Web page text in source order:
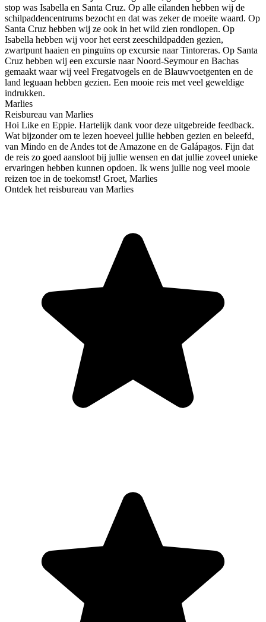
stop was Isabella en Santa Cruz. Op alle eilanden hebben wij de
schilpaddencentrums bezocht en dat was zeker de moeite waard. Op
Santa Cruz hebben wij ze ook in het wild zien rondlopen. Op
Isabella hebben wij voor het eerst zeeschildpadden gezien,
zwartpunt haaien en pinguïns op excursie naar Tintoreras. Op Santa
Cruz hebben wij een excursie naar Noord-Seymour en Bachas
gemaakt waar wij veel Fregatvogels en de Blauwvoetgenten en de
land leguaan hebben gezien. Een mooie reis met veel geweldige
indrukken.
Marlies
Reisbureau van Marlies
Hoi Like en Eppie. Hartelijk dank voor deze uitgebreide feedback.
Wat bijzonder om te lezen hoeveel jullie hebben gezien en beleefd,
van Mindo en de Andes tot de Amazone en de Galápagos. Fijn dat
de reis zo goed aansloot bij jullie wensen en dat jullie zoveel unieke
ervaringen hebben kunnen opdoen. Ik wens jullie nog veel mooie
reizen toe in de toekomst! Groet, Marlies
Ontdek het reisbureau van Marlies